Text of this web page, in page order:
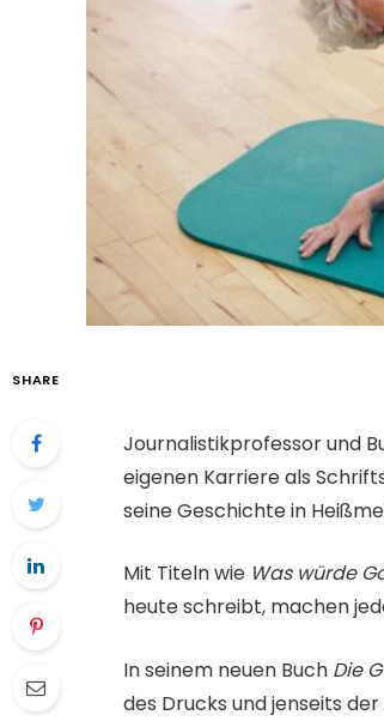
SHARE
Journalistikprofessor und
eigenen Karriere als
seine Geschichte in
Mit Titeln wie Was würde
heute schreibt, machen
In seinem neuen Buch Die
des Drucks und jenseits